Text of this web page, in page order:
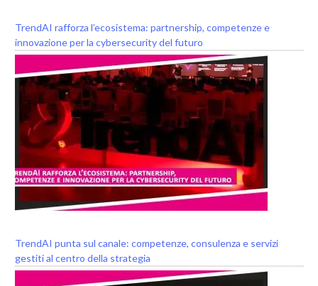
TrendAI rafforza l’ecosistema: partnership, competenze e
innovazione per la cybersecurity del futuro
TrendAI punta sul canale: competenze, consulenza e servizi
gestiti al centro della strategia